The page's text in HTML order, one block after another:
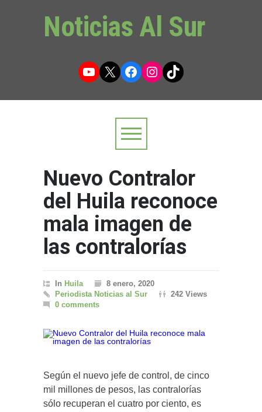
Noticias Al Sur
YouTube
X Facebook
Instagram
TikTok
Nuevo Contralor
del Huila reconoce
mala imagen de
las contralorías
In Huila
8 enero, 2020
Periodista Noticias al Sur
242 Views
0 comments
Según el nuevo jefe de control, de cinco
mil millones de pesos, las contralorías
sólo recuperan el cuatro por ciento, es